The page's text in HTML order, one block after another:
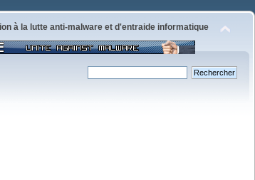
à la lutte anti-malware et d'entraide informatique